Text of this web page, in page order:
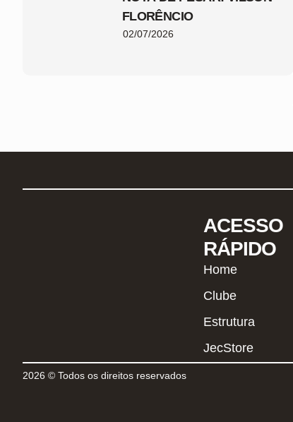
FLORÊNCIO
02/07/2026
ACESSO
RÁPIDO
Home
Clube
Estrutura
JecStore
2026 © Todos os direitos reservados